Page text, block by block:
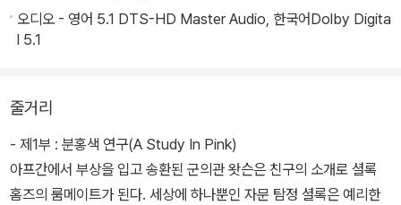
오디오 - 영어 5.1 DTS-HD Master Audio, 한국어Dolby Digita
l 5.1
줄거리
- 제1부 : 분홍색 연구(A Study In Pink)
아프간에서 부상을 입고 송환된 군의관 왓슨은 친구의 소개로 셜록
홈즈의 룸메이트가 된다. 세상에 하나뿐인 자문 탐정 셜록은 예리한